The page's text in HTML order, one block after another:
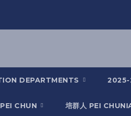
DEPARTMENTS 2025-
CHUN 培群人 PEI